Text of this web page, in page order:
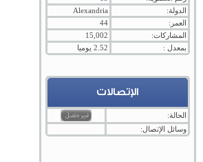
الدولة:
Alexandria
العمر:
44
المشاركات:
15,002
بمعدل :
2.52 يوميا
الإتصالات
الحالة:
وسائل الإتصال: